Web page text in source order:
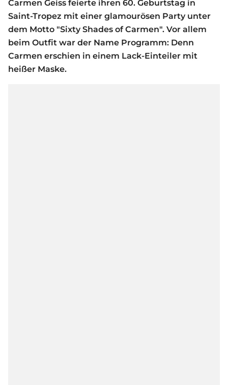
Carmen Geiss feierte ihren 60. Geburtstag in
Saint-Tropez mit einer glamourösen Party unter
dem Motto "Sixty Shades of Carmen". Vor allem
beim Outfit war der Name Programm: Denn
Carmen erschien in einem Lack-Einteiler mit
heißer Maske.